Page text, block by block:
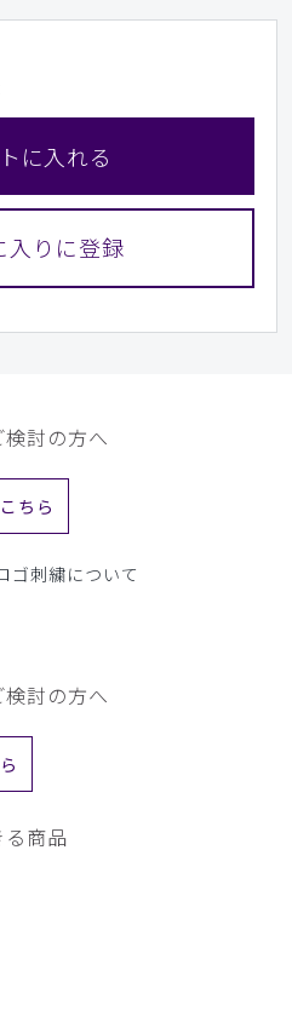
に入れる
討の方へ
ちら
ゴ刺繍について
討の方へ
商品